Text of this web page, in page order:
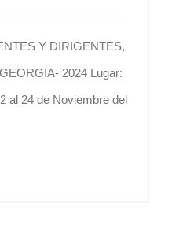
Y DIRIGENTES,
2024 Lugar:
al 24 de Noviembre del